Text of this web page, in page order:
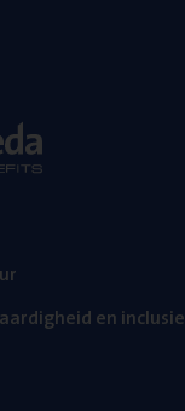
en inclusie